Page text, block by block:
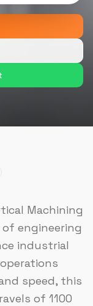
Machining
engineering
industrial
speed, this
of 1100